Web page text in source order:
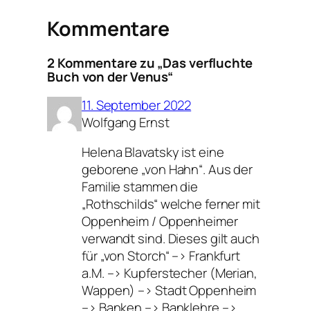
Kommentare
2 Kommentare zu „Das verfluchte
Buch von der Venus“
11. September 2022
Wolfgang Ernst
Helena Blavatsky ist eine
geborene „von Hahn“. Aus der
Familie stammen die
„Rothschilds“ welche ferner mit
Oppenheim / Oppenheimer
verwandt sind. Dieses gilt auch
für „von Storch“ –> Frankfurt
a.M. –> Kupferstecher (Merian,
Wappen) –> Stadt Oppenheim